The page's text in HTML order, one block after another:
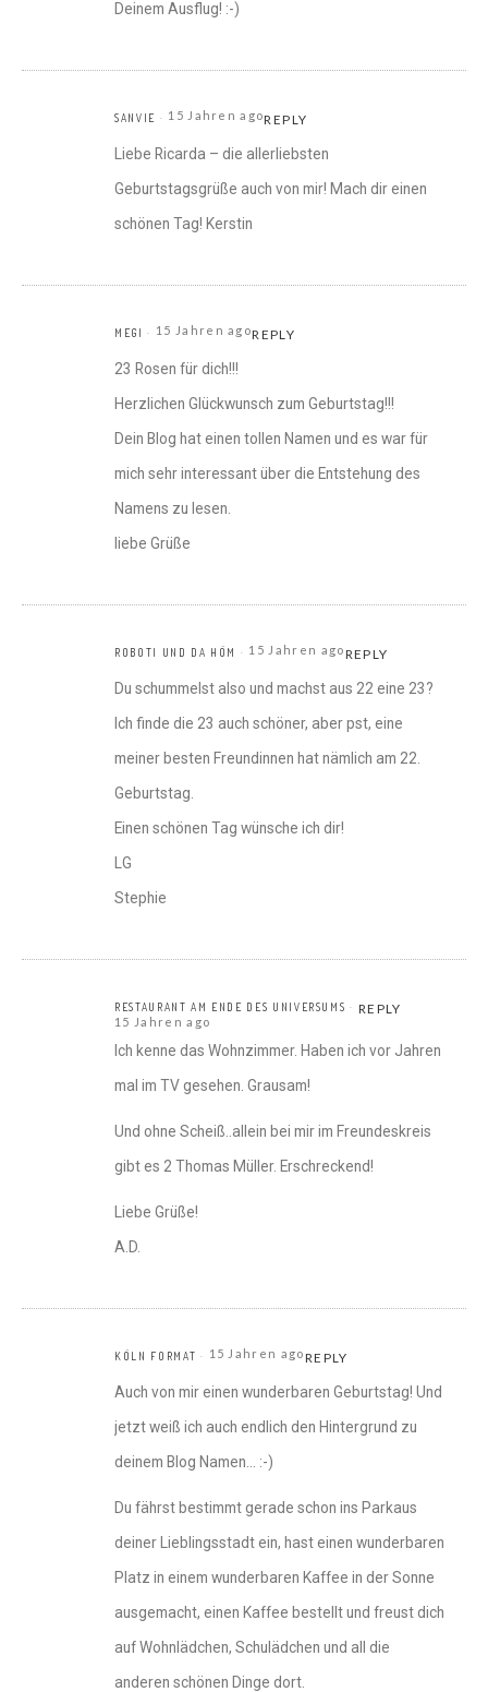
Deinem Ausflug! :-)
SANVIE 15 Jahren agoREPLY
Liebe Ricarda – die allerliebsten
Geburtstagsgrüße auch von mir! Mach dir einen
schönen Tag! Kerstin
MEGI 15 Jahren agoREPLY
23 Rosen für dich!!!
Herzlichen Glückwunsch zum Geburtstag!!!
Dein Blog hat einen tollen Namen und es war für
mich sehr interessant über die Entstehung des
Namens zu lesen.
liebe Grüße
ROBOTI UND DA HÖM 15 Jahren agoREPLY
Du schummelst also und machst aus 22 eine 23?
Ich finde die 23 auch schöner, aber pst, eine
meiner besten Freundinnen hat nämlich am 22.
Geburtstag.
Einen schönen Tag wünsche ich dir!
LG
Stephie
RESTAURANT AM ENDE DES UNIVERSUMS
15 Jahren ago
REPLY
Ich kenne das Wohnzimmer. Haben ich vor Jahren
mal im TV gesehen. Grausam!
Und ohne Scheiß..allein bei mir im Freundeskreis
gibt es 2 Thomas Müller. Erschreckend!
Liebe Grüße!
A.D.
KÖLN FORMAT 15 Jahren agoREPLY
Auch von mir einen wunderbaren Geburtstag! Und
jetzt weiß ich auch endlich den Hintergrund zu
deinem Blog Namen… :-)
Du fährst bestimmt gerade schon ins Parkaus
deiner Lieblingsstadt ein, hast einen wunderbaren
Platz in einem wunderbaren Kaffee in der Sonne
ausgemacht, einen Kaffee bestellt und freust dich
auf Wohnlädchen, Schulädchen und all die
anderen schönen Dinge dort.